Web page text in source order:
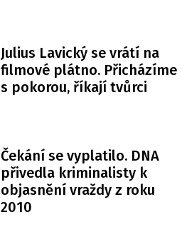
Julius Lavický se vrátí na
filmové plátno. Přicházíme
s pokorou, říkají tvůrci
Čekání se vyplatilo. DNA
přivedla kriminalisty k
objasnění vraždy z roku
2010